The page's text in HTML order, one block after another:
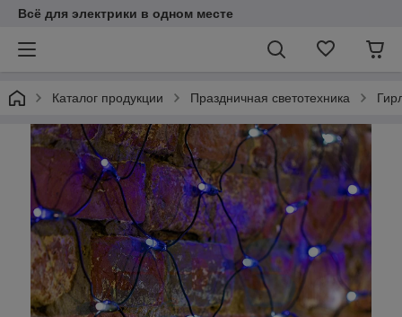
Всё для электрики в одном месте
Каталог продукции Праздничная светотехника